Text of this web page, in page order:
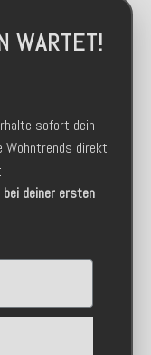
WARTET!
sofort dein
Wohntrends direkt
deiner ersten